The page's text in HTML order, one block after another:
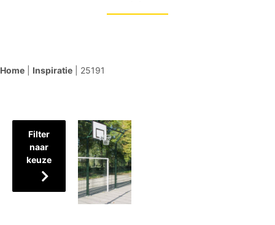
Home Inspiratie 25191
Filter
naar
keuze